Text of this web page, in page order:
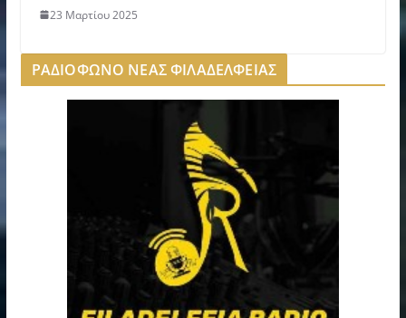
23 Μαρτίου 2025
ΡΑΔΙΟΦΩΝΟ ΝΕΑΣ ΦΙΛΑΔΕΛΦΕΙΑΣ